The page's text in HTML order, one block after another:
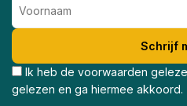
Ik heb de voorwaarden
gelezen en ga hiermee akkoord.